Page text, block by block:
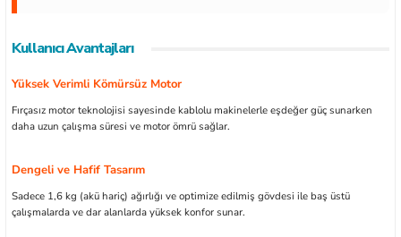
Kullanıcı Avantajları
Yüksek Verimli Kömürsüz Motor
Fırçasız motor teknolojisi sayesinde kablolu makinelerle eşdeğer güç sunarken
daha uzun çalışma süresi ve motor ömrü sağlar.
Dengeli ve Hafif Tasarım
Sadece 1,6 kg (akü hariç) ağırlığı ve optimize edilmiş gövdesi ile baş üstü
çalışmalarda ve dar alanlarda yüksek konfor sunar.